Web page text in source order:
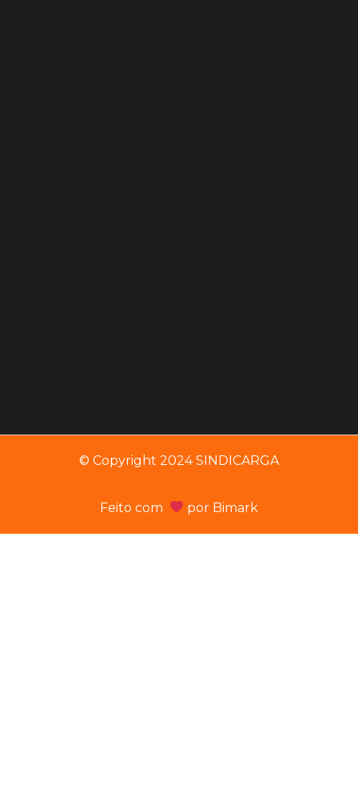
© Copyright 2024 SINDICARGA
Feito com por Bimark